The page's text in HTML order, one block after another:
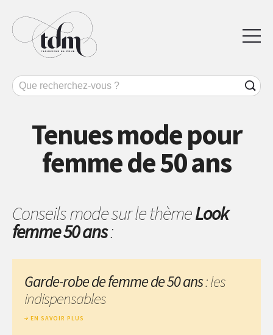
Tenues mode pour
femme de 50 ans
Conseils mode sur le thèmeLook
femme 50 ans:
Garde-robe de femme de 50 ans: les
indispensables
EN SAVOIR PLUS